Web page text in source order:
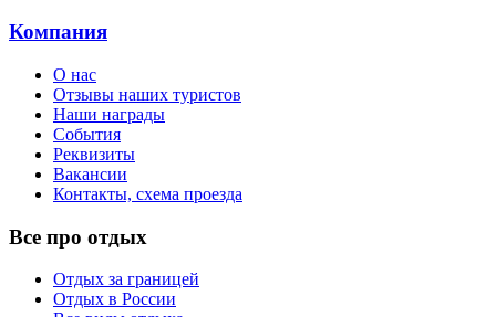
Компания
О нас
Отзывы наших туристов
Наши награды
События
Реквизиты
Вакансии
Контакты, схема проезда
Все про отдых
Отдых за границей
Отдых в России